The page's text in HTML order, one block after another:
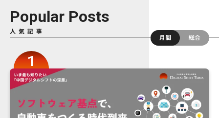
Popular Posts
人気記事
月間
総合